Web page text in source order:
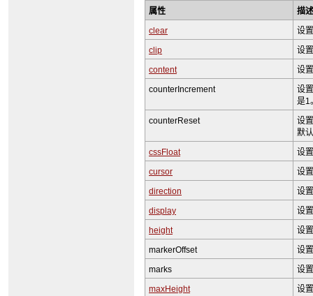
属性
描述
clear
设
clip
设
content
设
counterIncrement
设
是1
counterReset
设
默
cssFloat
设
cursor
设
direction
设
display
设
height
设
markerOffset
设
marks
设
maxHeight
设